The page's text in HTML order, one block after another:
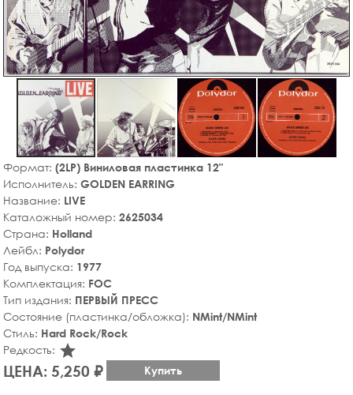
Формат: (2LP) Виниловая пластинка 12"
Исполнитель: GOLDEN EARRING
Название: LIVE
Каталожный номер: 2625034
Страна: Holland
Лейбл: Polydor
Год выпуска: 1977
Комплектация: FOC
Тип издания: ПЕРВЫЙ ПРЕСС
Состояние (пластинка/обложка): NMint/NMint
Стиль: Hard Rock/Rock
Редкость: star_rate
ЦЕНА: 5,250 ₽ Купить